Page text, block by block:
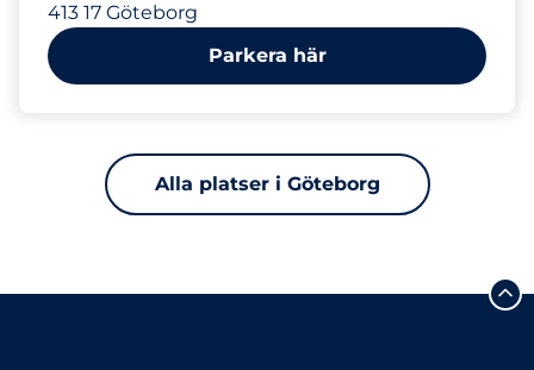
413 17 Göteborg
Parkera här
Alla platser i Göteborg